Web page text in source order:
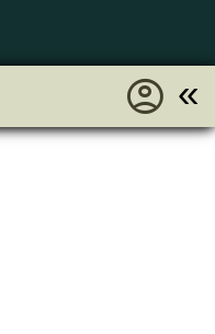
«
account_circle